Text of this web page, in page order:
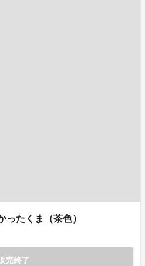
ったくま（茶色）
売終了